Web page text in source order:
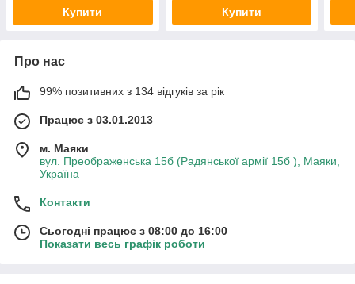
Купити Купити
Про нас
99% позитивних з 134 відгуків за рік
Працює з 03.01.2013
м. Маяки
вул. Преображенська 15б (Радянської армії 15б ), Маяки,
Україна
Контакти
Сьогодні працює з 08:00 до 16:00
Показати весь графік роботи